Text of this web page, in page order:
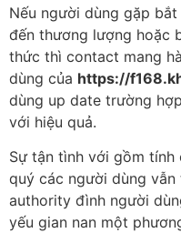
Nếu người dùng gặp
đến thương lượng hoặc
thức thì contact mang
dùng của https://
dùng up date trường
với hiệu quả.
Sự tận tình với gồm
quý các người dùng
authority đình người
yếu gian nan một